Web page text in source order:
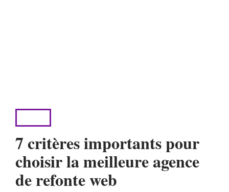
7 critères importants pour
choisir la meilleure agence
de refonte web